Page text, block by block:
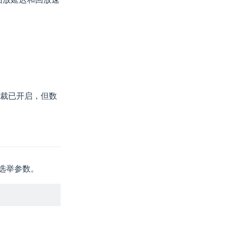
已开启，但数
参数。